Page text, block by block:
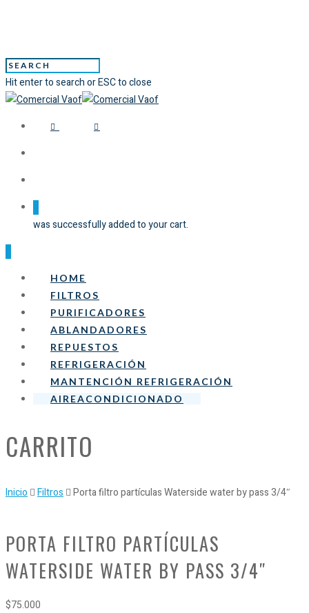
Hit enter to search or ESC to close
was successfully added to your cart.
HOME
FILTROS
PURIFICADORES
ABLANDADORES
REPUESTOS
REFRIGERACIÓN
MANTENCIÓN REFRIGERACIÓN
AIREACONDICIONADO
CARRITO
Inicio Filtros Porta filtro partículas Waterside water by pass 3/4″
PORTA FILTRO PARTÍCULAS
WATERSIDE WATER BY PASS 3/4″
$75.000